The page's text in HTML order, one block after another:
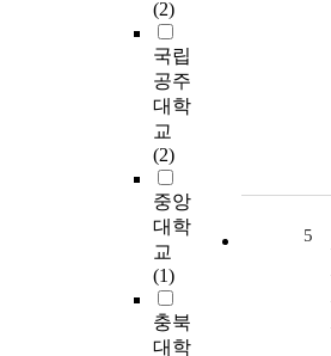
(2)
국립
공주
대학
교
(2)
중앙
대학
교
(1)
충북
대학
5